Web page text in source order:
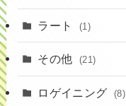
(3)
(14)
(4)
(16)
(6)
(3)
ラート (1)
その他 (21)
(4)
ロゲイニング (8)